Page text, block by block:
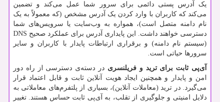
یک آدرس پستی دائمی برای سرور شما عمل می‌کند و تضمین
می‌کند که کاربران با وارد کردن یک آدرس مشخص (که معمولاً به یک
نام دامنه متصل است)، همواره به وب‌سایت یا سرویس‌های شما
دسترسی خواهند داشت. این پایداری آدرس برای عملکرد صحیح DNS
(سیستم نام دامنه) و برقراری ارتباطات پایدار با کاربران و سایر
سرورها حیاتی است.
آی‌پی ثابت برای ترید و فریلنسری در دسته‌ی دسترسی از راه دور
امن و پایدار و همچنین ایجاد هویت آنلاین ثابت و قابل اعتماد قرار
می‌گیرد. در ترید (معاملات آنلاین)، بسیاری از پلتفرم‌های معاملاتی به
دلایل امنیتی و جلوگیری از تقلب، به آی‌پی ثابت حساس هستند. تغییر